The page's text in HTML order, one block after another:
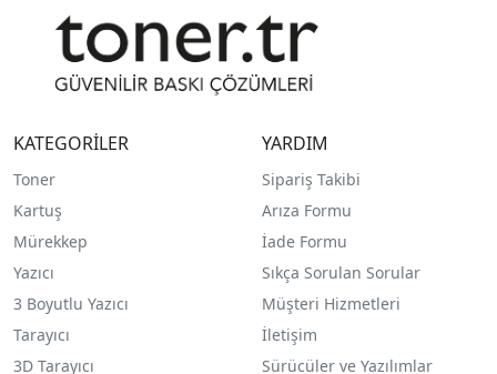
KATEGORİLER
Toner
Kartuş
Mürekkep
Yazıcı
3 Boyutlu Yazıcı
Tarayıcı
3D Tarayıcı
YARDIM
Sipariş Takibi
Arıza Formu
İade Formu
Sıkça Sorulan Sorular
Müşteri Hizmetleri
İletişim
Sürücüler ve Yazılımlar